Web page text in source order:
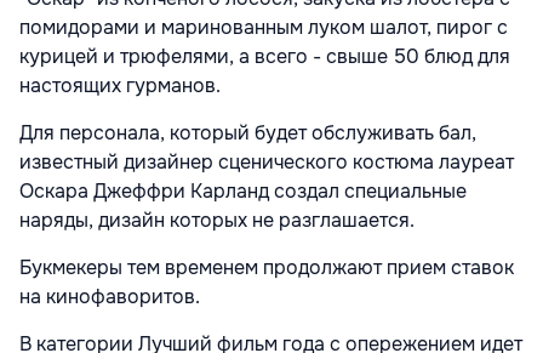
помидорами и маринованным луком шалот, пирог с
курицей и трюфелями, а всего - свыше 50 блюд для
настоящих гурманов.
Для персонала, который будет обслуживать бал,
известный дизайнер сценического костюма лауреат
Оскара Джеффри Карланд создал специальные
наряды, дизайн которых не разглашается.
Букмекеры тем временем продолжают прием ставок
на кинофаворитов.
В категории Лучший фильм года с опережением идет